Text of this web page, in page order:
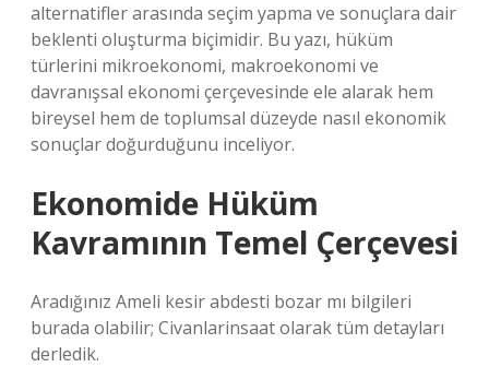
alternatifler arasında seçim yapma ve sonuçlara dair
beklenti oluşturma biçimidir. Bu yazı, hüküm
türlerini mikroekonomi, makroekonomi ve
davranışsal ekonomi çerçevesinde ele alarak hem
bireysel hem de toplumsal düzeyde nasıl ekonomik
sonuçlar doğurduğunu inceliyor.
Ekonomide Hüküm
Kavramının Temel Çerçevesi
Aradığınız Ameli kesir abdesti bozar mı bilgileri
burada olabilir; Civanlarinsaat olarak tüm detayları
derledik.